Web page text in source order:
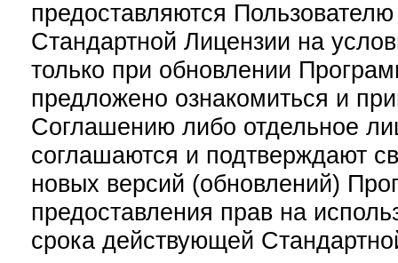
предоставляются
Стандартной Лицензии на
только при обновлении
предложено ознакомиться и
Соглашению либо отдельное
соглашаются и подтверждают
новых версий (обновлений)
предоставления прав на
срока действующей